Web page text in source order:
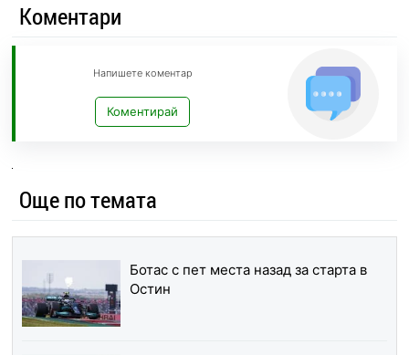
Коментари
Напишете коментар
Коментирай
Още по темата
Ботас с пет места назад за старта в
Остин